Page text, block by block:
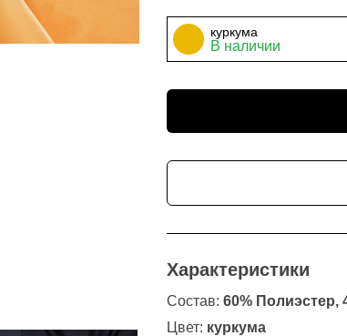
куркума
В наличии
Характеристики
Состав: 60% Полиэстер,
Цвет: куркума